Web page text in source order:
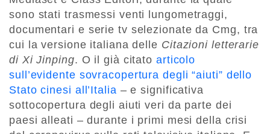
sono stati trasmessi venti lungometraggi,
documentari e serie tv selezionate da Cmg, tra
cui la versione italiana delle Citazioni letterarie
di Xi Jinping. O il già citato articolo
sull’evidente sovracopertura degli “aiuti” dello
Stato cinesi all’Italia – e significativa
sottocopertura degli aiuti veri da parte dei
paesi alleati – durante i primi mesi della crisi